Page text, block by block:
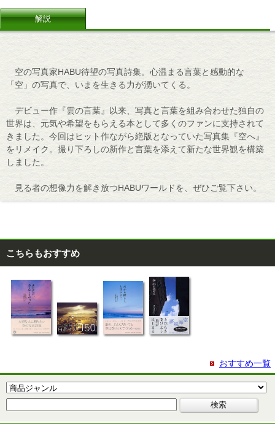
解説
空の写真家HABU待望の写真詩集。心温まる言葉と感動的な
「空」の写真で、いまを生きる力が湧いてくる。
デビュー作『雲の言葉』以来、写真と言葉を組み合わせた独自の
世界は、元気や希望をもらえる本として多くのファンに支持されて
きました。今回はヒット作ながら絶版となっていた写真集『空へ』
をリメイク。撮り下ろしの新作と言葉を添えて新たな世界観を構築
しました。
見る者の想像力を解き放つHABUワールドを、ぜひご覧下さい。
こちらもおすすめ
おすすめ一覧